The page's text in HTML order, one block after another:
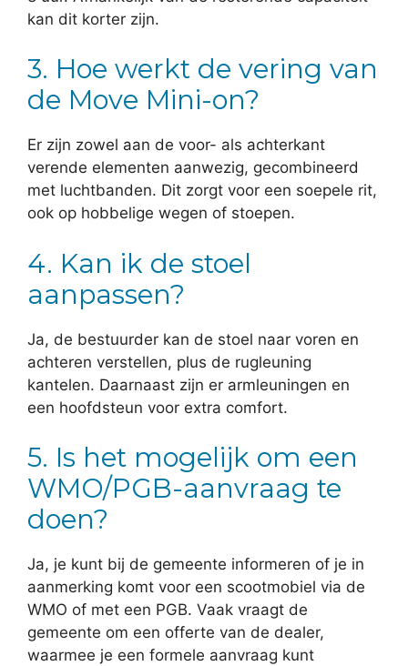
kan dit korter zijn.
3. Hoe werkt de vering van
de Move Mini-on?
Er zijn zowel aan de voor- als achterkant
verende elementen aanwezig, gecombineerd
met luchtbanden. Dit zorgt voor een soepele rit,
ook op hobbelige wegen of stoepen.
4. Kan ik de stoel
aanpassen?
Ja, de bestuurder kan de stoel naar voren en
achteren verstellen, plus de rugleuning
kantelen. Daarnaast zijn er armleuningen en
een hoofdsteun voor extra comfort.
5. Is het mogelijk om een
WMO/PGB-aanvraag te
doen?
Ja, je kunt bij de gemeente informeren of je in
aanmerking komt voor een scootmobiel via de
WMO of met een PGB. Vaak vraagt de
gemeente om een offerte van de dealer,
waarmee je een formele aanvraag kunt